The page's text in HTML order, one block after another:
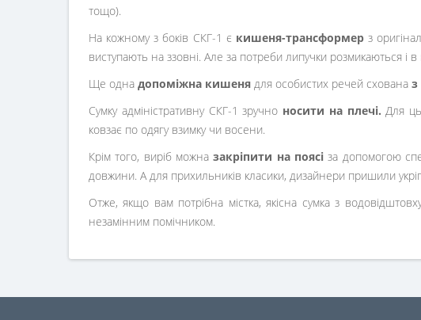
тощо).
На кожному з боків СКГ-1 є кишеня-трансформерз
виступають на ззовні. Але за потреби липучки розмикаються
Ще одна допоміжна кишеня для особистих речей схована з
Сумку адміністративну СКГ-1 зручно носити на плечі. Для
ковзає по одягу взимку чи восени.
Крім того, виріб можназакріпити на поясі за допомогою
довжини. А для прихильників класики, дизайнери пришили
Отже, якщо вам потрібна містка, якісна сумка з
незамінним помічником.